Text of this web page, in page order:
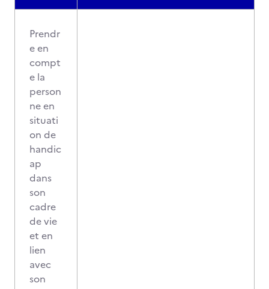
Prendr
e en
compt
e la
person
ne en
situati
on de
handic
ap
dans
son
cadre
de vie
et en
lien
avec
son